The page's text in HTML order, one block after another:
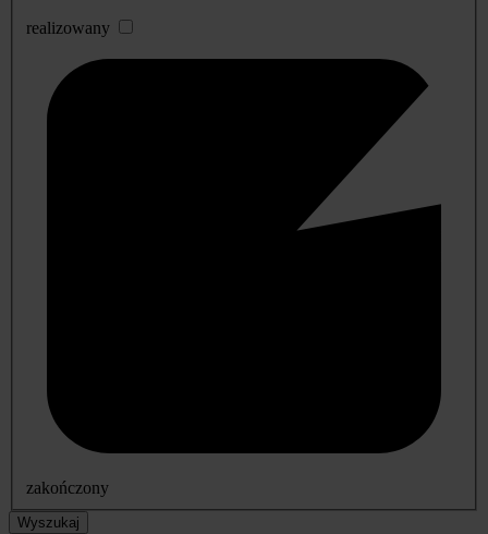
realizowany
zakończony
Wyszukaj